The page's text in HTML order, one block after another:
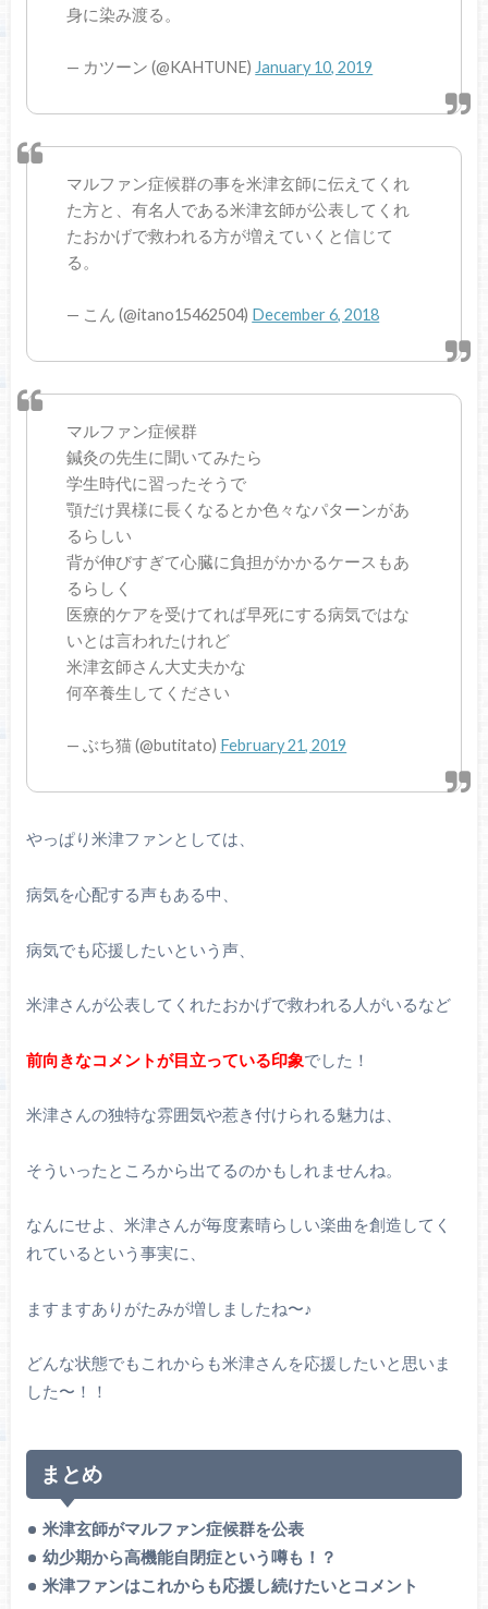
身に染み渡る。
— カツーン (@KAHTUNE) January 10, 2019
マルファン症候群の事を米津玄師に伝えてくれ
た方と、有名人である米津玄師が公表してくれ
たおかげで救われる方が増えていくと信じて
る。
— こん (@itano15462504) December 6, 2018
マルファン症候群
鍼灸の先生に聞いてみたら
学生時代に習ったそうで
顎だけ異様に長くなるとか色々なパターンがあ
るらしい
背が伸びすぎて心臓に負担がかかるケースもあ
るらしく
医療的ケアを受けてれば早死にする病気ではな
いとは言われたけれど
米津玄師さん大丈夫かな
何卒養生してください
— ぶち猫 (@butitato) February 21, 2019
やっぱり米津ファンとしては、
病気を心配する声もある中、
病気でも応援したいという声、
米津さんが公表してくれたおかげで救われる人がいるなど
前向きなコメントが目立っている印象でした！
米津さんの独特な雰囲気や惹き付けられる魅力は、
そういったところから出てるのかもしれませんね。
なんにせよ、米津さんが毎度素晴らしい楽曲を創造してく
れているという事実に、
ますますありがたみが増しましたね〜♪
どんな状態でもこれからも米津さんを応援したいと思いま
した〜！！
まとめ
米津玄師がマルファン症候群を公表
幼少期から高機能自閉症という噂も！？
米津ファンはこれからも応援し続けたいとコメント